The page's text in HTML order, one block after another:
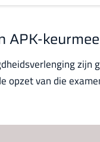
APK-
van die